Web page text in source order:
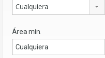
Cualquiera
Área mín.